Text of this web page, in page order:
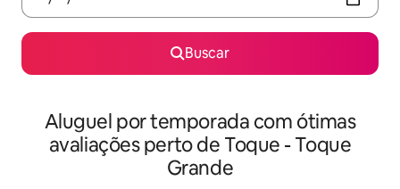
Buscar
Aluguel por temporada com ótimas
avaliações perto de Toque - Toque
Grande